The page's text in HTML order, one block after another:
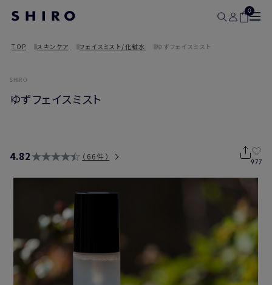
0
TOP スキンケア フェイスミスト/化粧水 ゆずフェイスミスト
SHIRO
ゆずフェイスミスト
4.82 66件
977